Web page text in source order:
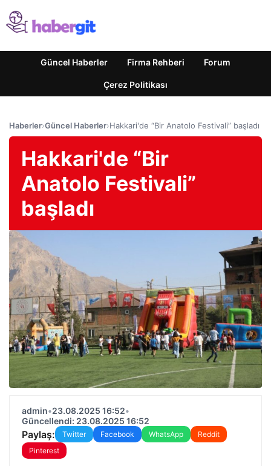
Güncel Haberler Firma Rehberi Forum
Çerez Politikası
Haberler›Güncel Haberler›Hakkari'de “Bir Anatolo Festivali” başladı
Hakkari'de “Bir
Anatolo Festivali”
başladı
admin•23.08.2025 16:52•
Güncellendi: 23.08.2025 16:52
Paylaş: Twitter Facebook WhatsApp
Reddit
Pinterest